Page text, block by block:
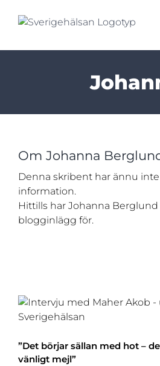
Om Johanna
Denna skribent har ännu
information.
Hittills har Johanna Berglund
blogginlägg för.
”Det börjar sällan med hot –
vänligt mejl”